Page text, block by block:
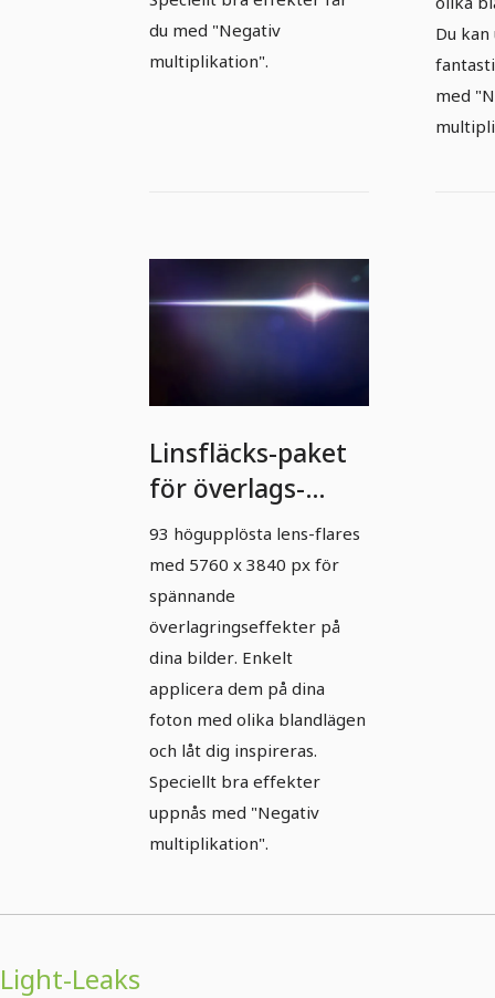
du med "Negativ
multiplikation".
Du
med
Linsfläcks-paket
för överlags-
effekter - 3
93 högupplösta lens-flares
med 5760 x 3840 px för
spännande
överlagringseffekter på
dina bilder. Enkelt
applicera dem på dina
foton med olika blandlägen
och låt dig inspireras.
Speciellt bra effekter
uppnås med "Negativ
multiplikation".
Light-Leaks